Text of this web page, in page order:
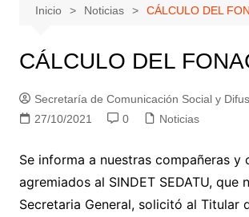
Inicio Noticias CÁLCULO DEL
CÁLCULO DEL
Secretaría de Comunicación Social y
27/10/2021
0 Noticias
Se informa a nuestras compañeras y
agremiados al SINDET SEDATU, que
Secretaria General, solicitó al Titular